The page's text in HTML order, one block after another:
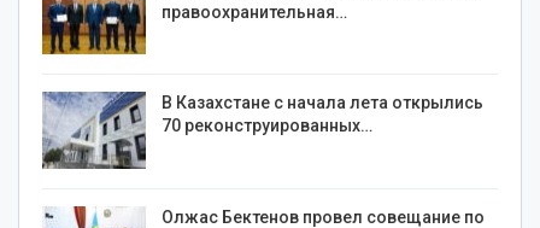
правоохранительная…
В Казахстане с начала лета открылись
70 реконструированных…
Олжас Бектенов провел совещание по